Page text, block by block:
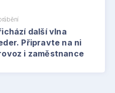
další vlna
Připravte na ni
i zaměstnance